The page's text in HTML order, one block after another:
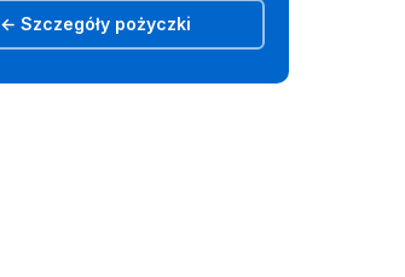
← Szczegóły pożyczki